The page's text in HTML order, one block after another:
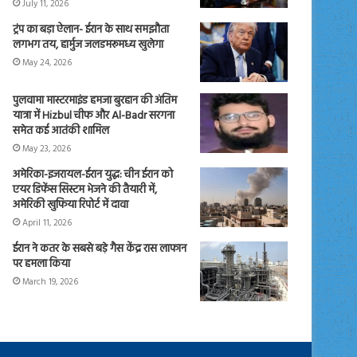
July 11, 2026
ट्रंप का बड़ा ऐलान- ईरान के साथ समझौता
लगभग तय, हार्मुज जलडमरूमध्य खुलेगा
May 24, 2026
पुलवामा मास्टरमाइंड हमजा बुरहान की अंतिम
यात्रा में Hizbul चीफ और Al-Badr सरगना
समेत कई आतंकी शामिल
May 23, 2026
अमेरिका-इजरायल-ईरान युद्ध: चीन ईरान को
एयर डिफेंस सिस्टम भेजने की तैयारी में,
अमेरिकी खुफिया रिपोर्ट में दावा
April 11, 2026
ईरान ने कतर के सबसे बड़े गैस केंद्र रास लाफान
पर हमला किया
March 19, 2026